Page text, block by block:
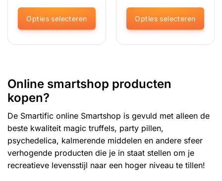
tot
Opties selecteren
Dit
product
Deze
optie
kan
gekozen
worden
op
de
productpagina
was:
€10.95.
is:
€7.67.
Opties selecteren
Dit
product
Deze
gekozen
worden
op
productpagina
Online smartshop producten
kopen?
De Smartific online Smartshop is gevuld met alleen de
beste kwaliteit magic truffels, party pillen,
psychedelica, kalmerende middelen en andere sfeer
verhogende producten die je in staat stellen om je
recreatieve levensstijl naar een hoger niveau te tillen!